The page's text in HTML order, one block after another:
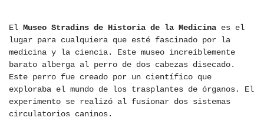
El Museo Stradins de Historia de la Medicina es el
lugar para cualquiera que esté fascinado por la
medicina y la ciencia. Este museo increíblemente
barato alberga al perro de dos cabezas disecado.
Este perro fue creado por un científico que
exploraba el mundo de los trasplantes de órganos. El
experimento se realizó al fusionar dos sistemas
circulatorios caninos.